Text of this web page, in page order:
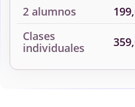
2 alumnos
Clases
individuales